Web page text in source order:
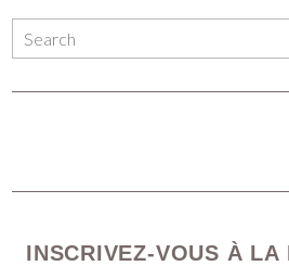
INSCRIVEZ-VOUS À LA